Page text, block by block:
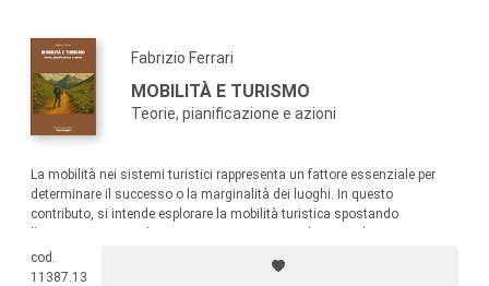
Fabrizio Ferrari
MOBILITÀ E TURISMO
Teorie, pianificazione e azioni
La mobilità nei sistemi turistici rappresenta un fattore essenziale per
determinare il successo o la marginalità dei luoghi. In questo
contributo, si intende esplorare la mobilità turistica spostando
con particolare attenzione alle motivazioni dei viaggiatori, alla
pianificazione territoriale, all’analisi multi-livello e ai processi di
cod.
11387.13